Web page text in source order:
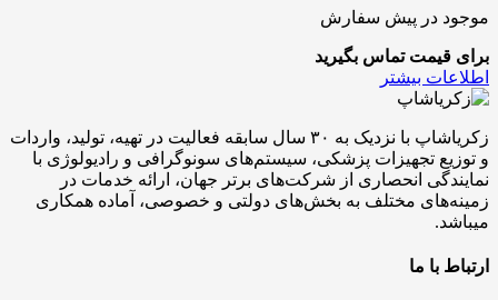
موجود در پیش سفارش
برای قیمت تماس بگیرید
اطلاعات بیشتر
زکریاشاپ با نزدیک به ۳۰ سال سابقه فعالیت در تهیه، تولید، واردات
و توزیع تجهیزات پزشکی، سیستم‌های سونوگرافی و رادیولوژی با
نمایندگی انحصاری از شرکت‌های برتر جهان، ارائه خدمات در
زمینه‌های مختلف به بخش‌های دولتی و خصوصی، آماده همکاری
میباشد.
ارتباط با ما